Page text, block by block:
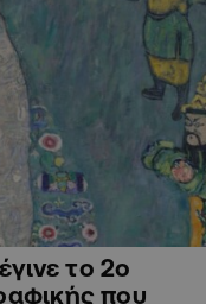
το 2ο
που